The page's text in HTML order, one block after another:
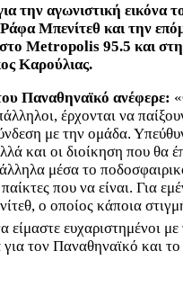
την αγωνιστική εικόνα
Μπενίτεθ και την
Metropolis 95.5 και
Καρούλιας.
Παναθηναϊκό ανέφερε:
έρχονται να
με την ομάδα.
και οι διοίκηση που θα
μέσα το
που να είναι. Για
ο οποίος κάποια
είμαστε ευχαριστημένοι
τον Παναθηναϊκό και το